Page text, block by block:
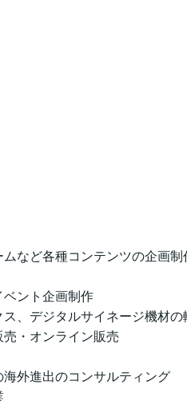
など各種コンテンツの企画
ント企画制作
、デジタルサイネージ機材の
・オンライン販売
外進出のコンサルティング